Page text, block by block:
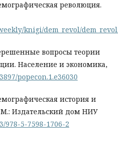
революция.
knigi/dem_revol/
вопросы теории
Население и экономика,
popecon.1.e36030
история и
Издательский дом НИУ
978-5-7598-1706-2